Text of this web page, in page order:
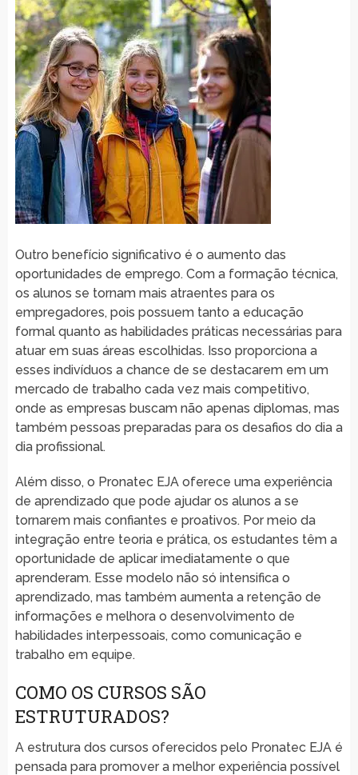
Outro benefício significativo é o aumento das
oportunidades de emprego. Com a formação técnica,
os alunos se tornam mais atraentes para os
empregadores, pois possuem tanto a educação
formal quanto as habilidades práticas necessárias para
atuar em suas áreas escolhidas. Isso proporciona a
esses indivíduos a chance de se destacarem em um
mercado de trabalho cada vez mais competitivo,
onde as empresas buscam não apenas diplomas, mas
também pessoas preparadas para os desafios do dia a
dia profissional.
Além disso, o Pronatec EJA oferece uma experiência
de aprendizado que pode ajudar os alunos a se
tornarem mais confiantes e proativos. Por meio da
integração entre teoria e prática, os estudantes têm a
oportunidade de aplicar imediatamente o que
aprenderam. Esse modelo não só intensifica o
aprendizado, mas também aumenta a retenção de
informações e melhora o desenvolvimento de
habilidades interpessoais, como comunicação e
trabalho em equipe.
COMO OS CURSOS SÃO
ESTRUTURADOS?
A estrutura dos cursos oferecidos pelo Pronatec EJA é
pensada para promover a melhor experiência possível